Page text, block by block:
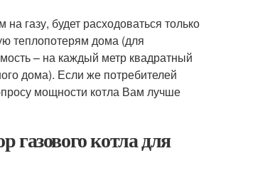
газу, будет расходоваться только
теплопотерям дома (для
– на каждый метр квадратный
дома). Если же потребителей
мощности котла Вам лучше
котла для